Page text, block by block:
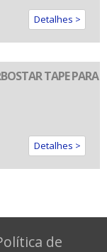
Detalhes >
TAPE PARA
Detalhes >
de